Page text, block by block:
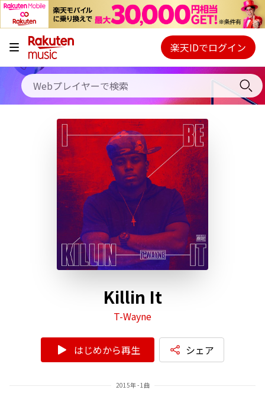
キャンペーン
料金プラン
使い方
初回30日間無料お試し
Webプレイヤー
ご契約内容の確認・変更
楽天IDでログイン
Killin It
T-Wayne
はじめから再生 シェア
2015年 - 1曲